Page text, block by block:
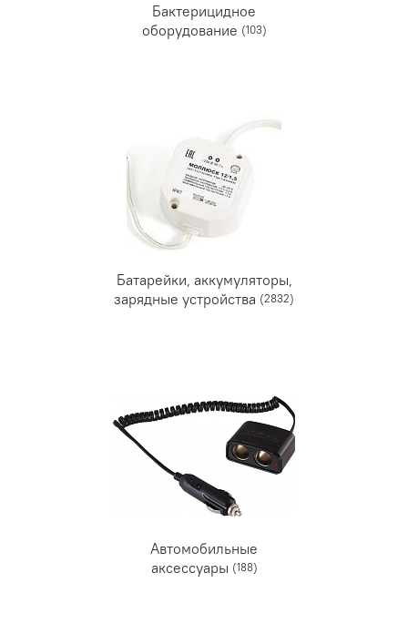
Бактерицидное
оборудование (103)
Батарейки, аккумуляторы,
зарядные устройства (2832)
Автомобильные
аксессуары (188)